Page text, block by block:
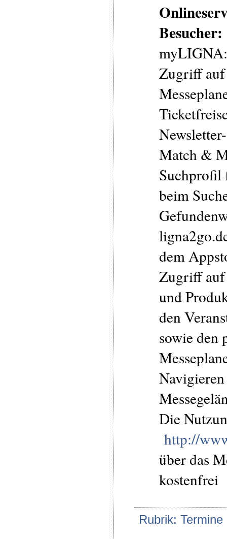
Besucher:
Zugriff auf
Match &
Suchprofil
beim
dem
Zugriff
und
den
sowie den
Die
http://
über das
kostenfrei
Rubrik: Termine